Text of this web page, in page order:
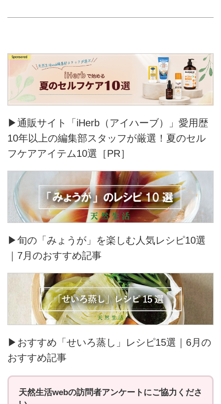
▶通販サイト「iHerb（アイハーブ）」愛用歴
10年以上の編集部スタッフが厳選！夏のセル
フケアアイテム10選［PR］
▶旬の「みょうが」を楽しむ人気レシピ10選
｜7月のおすすめ記事
▶おすすめ「せいろ蒸し」レシピ15選｜6月の
おすすめ記事